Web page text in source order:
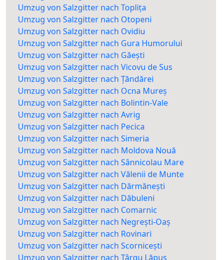
Umzug von Salzgitter nach Toplița
Umzug von Salzgitter nach Otopeni
Umzug von Salzgitter nach Ovidiu
Umzug von Salzgitter nach Gura Humorului
Umzug von Salzgitter nach Găești
Umzug von Salzgitter nach Vicovu de Sus
Umzug von Salzgitter nach Țăndărei
Umzug von Salzgitter nach Ocna Mureș
Umzug von Salzgitter nach Bolintin-Vale
Umzug von Salzgitter nach Avrig
Umzug von Salzgitter nach Pecica
Umzug von Salzgitter nach Simeria
Umzug von Salzgitter nach Moldova Nouă
Umzug von Salzgitter nach Sânnicolau Mare
Umzug von Salzgitter nach Vălenii de Munte
Umzug von Salzgitter nach Dărmănești
Umzug von Salzgitter nach Dăbuleni
Umzug von Salzgitter nach Comarnic
Umzug von Salzgitter nach Negrești-Oaș
Umzug von Salzgitter nach Rovinari
Umzug von Salzgitter nach Scornicești
Umzug von Salzgitter nach Târgu Lăpuș